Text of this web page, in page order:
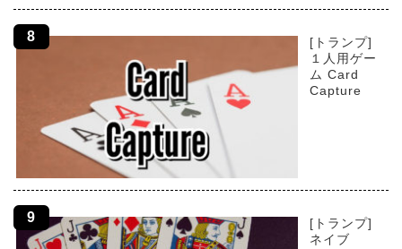
[トランプ]
１人用ゲー
ム Card
Capture
[トランプ]
ネイブ